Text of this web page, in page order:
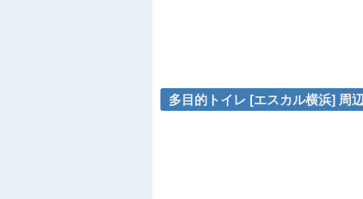
多目的トイレ [エスカル横浜] 周